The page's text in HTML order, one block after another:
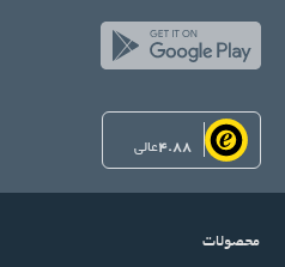
4.88عالی
محصولات